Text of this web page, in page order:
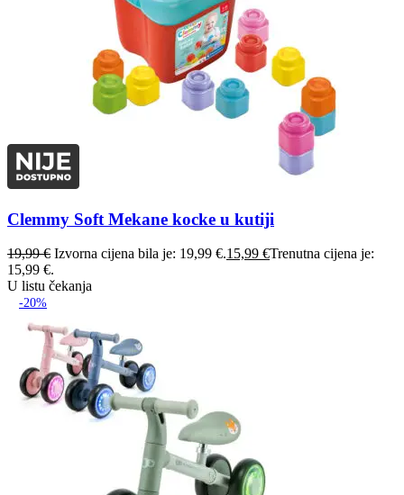
Clemmy Soft Mekane kocke u kutiji
19,99€ Izvorna cijena bila je: 19,99 €.15,99 €Trenutna cijena je:
15,99 €.
U listu čekanja
-20%